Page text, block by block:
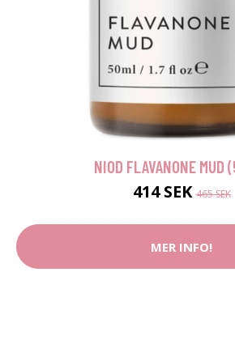
NIOD FLAVANONE MUD
414 SEK465 SEK
MER INFO!